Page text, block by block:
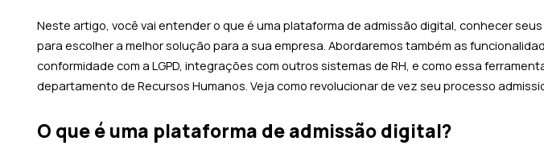
Neste artigo, você vai entender o que é uma plataforma de admissão digital, conhecer
para escolher a melhor solução para a sua empresa. Abordaremos também as
conformidade com a LGPD, integrações com outros sistemas de RH, e como essa
departamento de Recursos Humanos. Veja como revolucionar de vez seu processo
O que é uma plataforma de admissão digital?